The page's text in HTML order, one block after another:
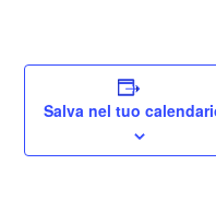
Salva nel tuo